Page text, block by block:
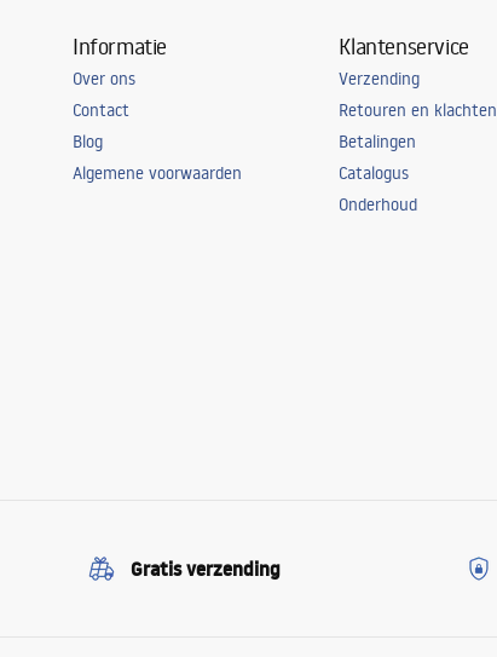
Informatie
Over ons
Contact
Blog
Algemene voorwaarden
Klantenservice
Verzending
Retouren en klachten
Betalingen
Catalogus
Onderhoud
Gratis verzending